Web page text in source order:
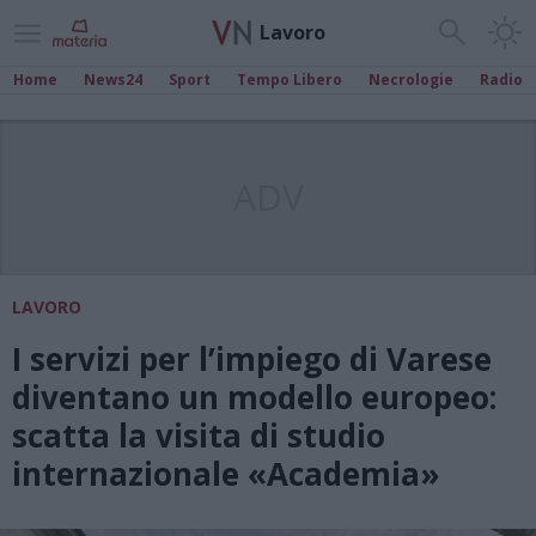
Lavoro
Home News24 Sport Tempo Libero Necrologie Radio
LAVORO
I servizi per l’impiego di Varese
diventano un modello europeo:
scatta la visita di studio
internazionale «Academia»